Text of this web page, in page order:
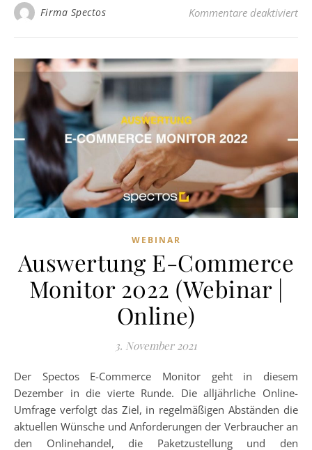
Firma Spectos Kommentare deaktiviert
WEBINAR
Auswertung E-Commerce
Monitor 2022 (Webinar |
Online)
3. November 2021
Der Spectos E-Commerce Monitor geht in diesem
Dezember in die vierte Runde. Die alljährliche Online-
Umfrage verfolgt das Ziel, in regelmäßigen Abständen die
aktuellen Wünsche und Anforderungen der Verbraucher an
den Onlinehandel, die Paketzustellung und den